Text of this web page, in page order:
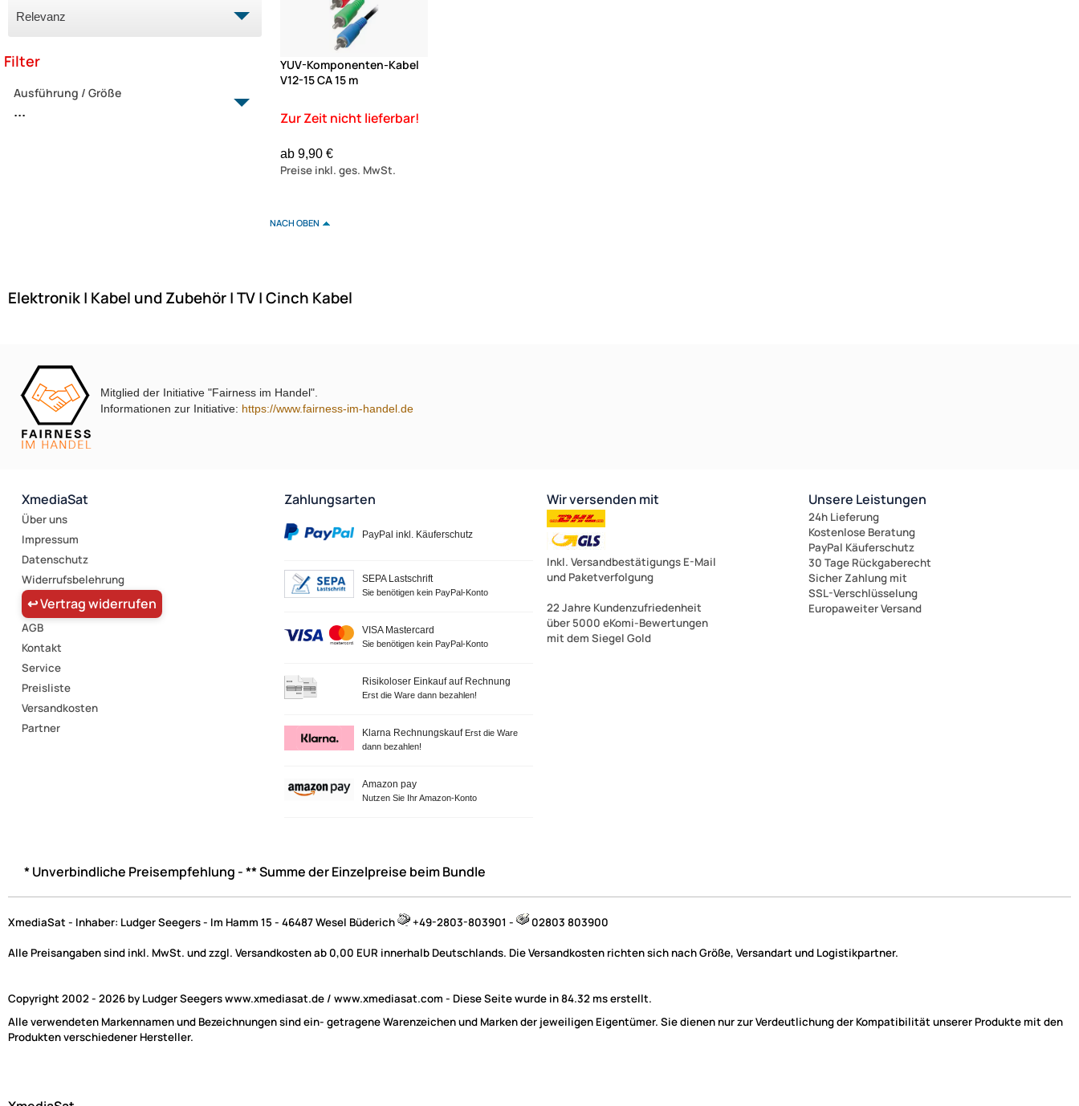
Filter
Ausführung / Größe
...
YUV-Komponenten-Kabel
V12-15 CA 15 m
Zur Zeit nicht lieferbar!
ab 9,90 €
Preise inkl. ges. MwSt.
NACH OBEN
Elektronik | Kabel und Zubehör | TV | Cinch Kabel
Mitglied der Initiative "Fairness im Handel".
Informationen zur Initiative: https://www.fairness-im-handel.de
XmediaSat
Über uns
Impressum
Datenschutz
Widerrufsbelehrung
↩ Vertrag widerrufen
AGB
Kontakt
Service
Preisliste
Versandkosten
Partner
Zahlungsarten
PayPal inkl. Käuferschutz
SEPA Lastschrift
Sie benötigen kein PayPal-Konto
VISA Mastercard
Sie benötigen kein PayPal-Konto
Risikoloser Einkauf auf Rechnung
Erst die Ware dann bezahlen!
Klarna Rechnungskauf Erst die Ware
dann bezahlen!
Amazon pay
Nutzen Sie Ihr Amazon-Konto
Wir versenden mit
Inkl. Versandbestätigungs E-Mail
und Paketverfolgung
22 Jahre Kundenzufriedenheit
über 5000 eKomi-Bewertungen
mit dem Siegel Gold
Unsere Leistungen
24h Lieferung
Kostenlose Beratung
PayPal Käuferschutz
30 Tage Rückgaberecht
Sicher Zahlung mit
SSL-Verschlüsselung
Europaweiter Versand
* Unverbindliche Preisempfehlung - ** Summe der Einzelpreise beim Bundle
XmediaSat - Inhaber: Ludger Seegers - Im Hamm 15 - 46487 Wesel Büderich +49-2803-803901 - 02803 803900
Alle Preisangaben sind inkl. MwSt. und zzgl. Versandkosten ab 0,00 EUR innerhalb Deutschlands. Die Versandkosten richten sich nach Größe, Versandart und Logistikpartner.
Copyright 2002 - 2026 by Ludger Seegers www.xmediasat.de / www.xmediasat.com - Diese Seite wurde in 84.32 ms erstellt.
Alle verwendeten Markennamen und Bezeichnungen sind ein- getragene Warenzeichen und Marken der jeweiligen Eigentümer. Sie dienen nur zur Verdeutlichung der Kompatibilität unserer Produkte mit den
Produkten verschiedener Hersteller.